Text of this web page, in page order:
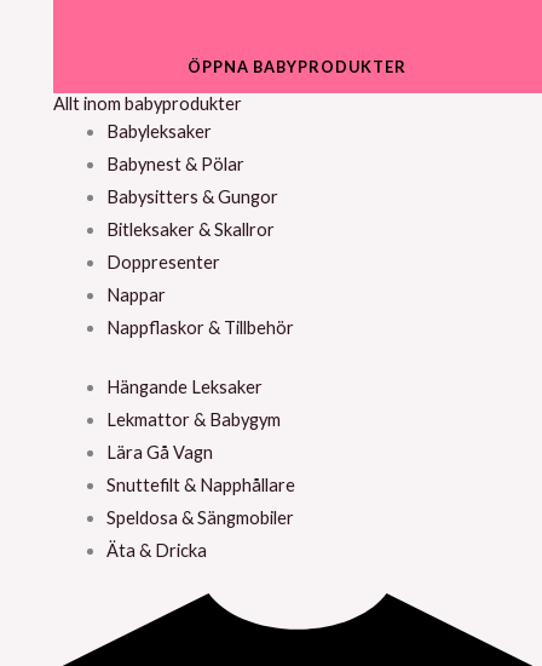
ÖPPNA BABYPRODUKTER
Allt inom babyprodukter
Babyleksaker
Babynest & Pölar
Babysitters & Gungor
Bitleksaker & Skallror
Doppresenter
Nappar
Nappflaskor & Tillbehör
Hängande Leksaker
Lekmattor & Babygym
Lära Gå Vagn
Snuttefilt & Napphållare
Speldosa & Sängmobiler
Äta & Dricka